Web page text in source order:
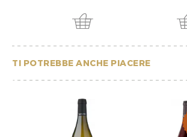
TI POTREBBE ANCHE PIACERE